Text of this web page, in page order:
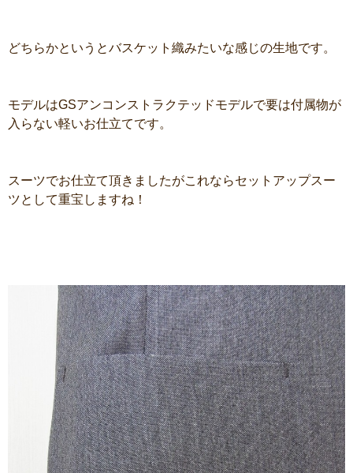
どちらかというとバスケット織みたいな感じの生地です。
モデルはGSアンコンストラクテッドモデルで要は付属物が
入らない軽いお仕立てです。
スーツでお仕立て頂きましたがこれならセットアップスー
ツとして重宝しますね！